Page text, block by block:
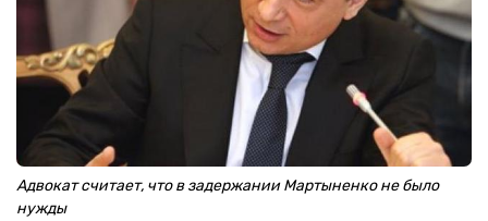
Адвокат считает, что в задержании Мартыненко не было
нужды